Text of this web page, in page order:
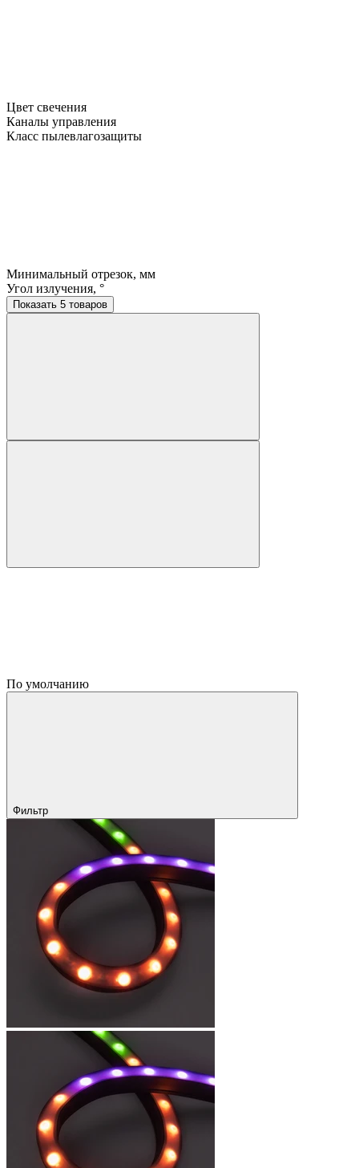
Цвет свечения
Каналы управления
Класс пылевлагозащиты
Минимальный отрезок, мм
Угол излучения, °
Показать 5 товаров
По умолчанию
Фильтр